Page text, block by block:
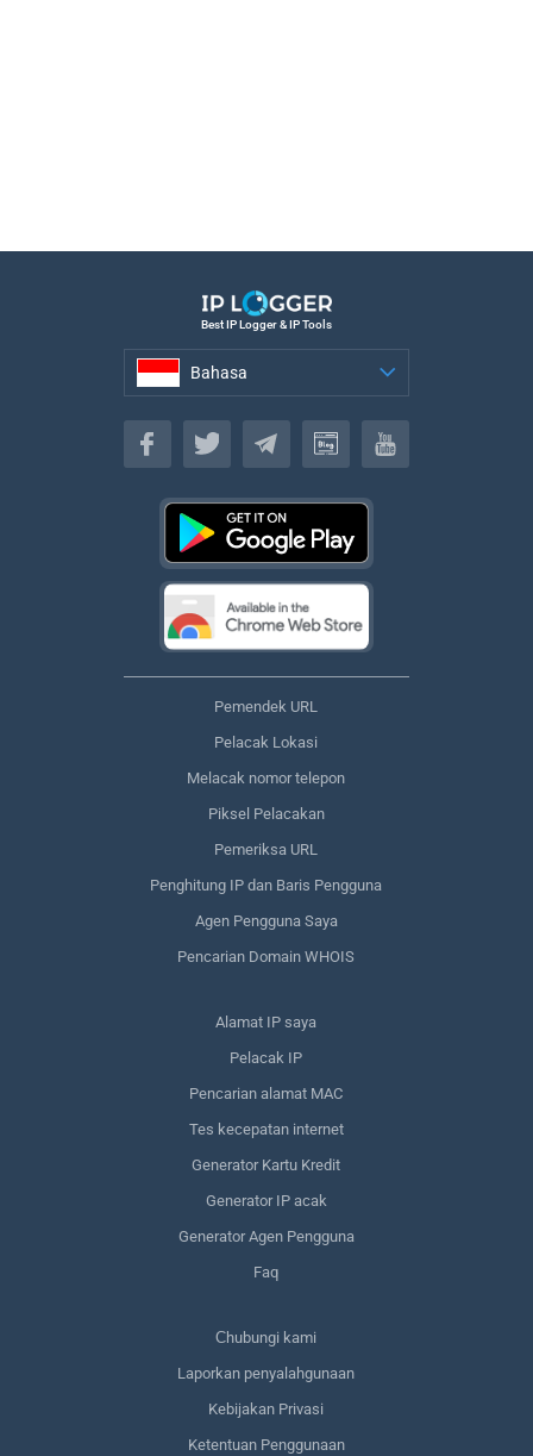
Best IP Logger & IP Tools
Bahasa
Bahasa
Pemendek URL
Pelacak Lokasi
Melacak nomor telepon
Piksel Pelacakan
Pemeriksa URL
Penghitung IP dan Baris Pengguna
Agen Pengguna Saya
Pencarian Domain WHOIS
Alamat IP saya
Pelacak IP
Pencarian alamat MAC
Tes kecepatan internet
Generator Kartu Kredit
Generator IP acak
Generator Agen Pengguna
Faq
Сhubungi kami
Laporkan penyalahgunaan
Kebijakan Privasi
Ketentuan Penggunaan